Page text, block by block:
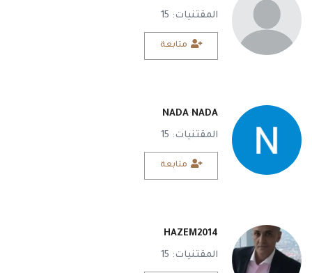
المقتنيات: 15
متابعة
NADA NADA
المقتنيات: 15
متابعة
HAZEM2014
المقتنيات: 15